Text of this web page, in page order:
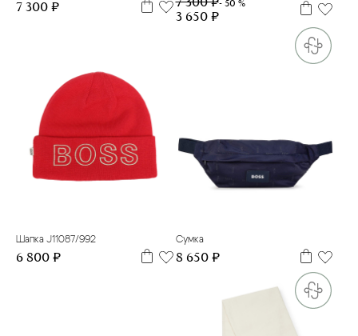
7 300 ₽ - 50 %
3 650 ₽
Шапка J11087/992
6 800 ₽
Сумка
8 650 ₽